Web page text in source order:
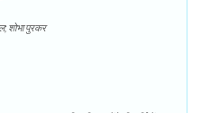
शोभा पुरकर